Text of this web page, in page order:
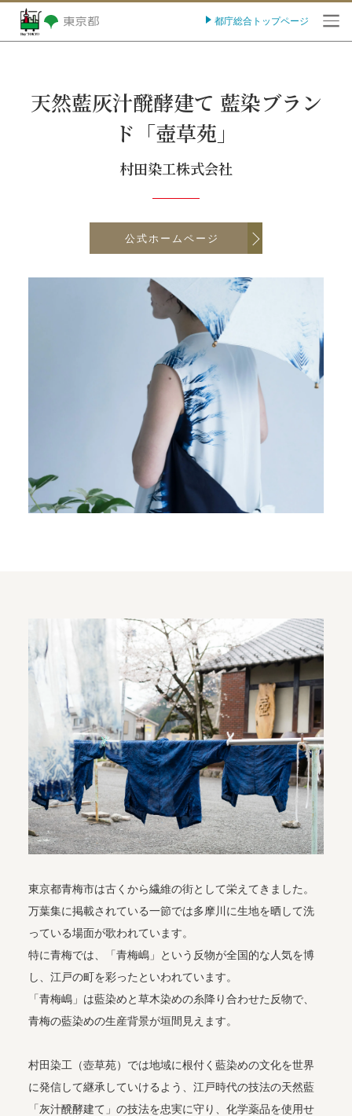
都庁総合トップページ
天然藍灰汁醗酵建て 藍染ブラン
ド「壺草苑」
村田染工株式会社
公式ホームページ
東京都青梅市は古くから繊維の街として栄えてきました。
万葉集に掲載されている一節では多摩川に生地を晒して洗
っている場面が歌われています。
特に青梅では、「青梅嶋」という反物が全国的な人気を博
し、江戸の町を彩ったといわれています。
「青梅嶋」は藍染めと草木染めの糸降り合わせた反物で、
青梅の藍染めの生産背景が垣間見えます。
村田染工（壺草苑）では地域に根付く藍染めの文化を世界
に発信して継承していけるよう、江戸時代の技法の天然藍
「灰汁醗酵建て」の技法を忠実に守り、化学薬品を使用せ